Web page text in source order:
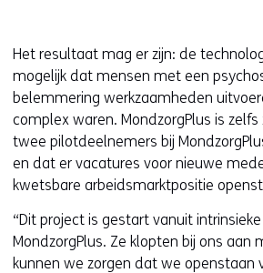
Het resultaat mag er zijn: de
mogelijk dat mensen met een
belemmering werkzaamheden
complex waren. MondzorgPlus is
twee pilotdeelnemers bij
en dat er vacatures voor nieuwe
kwetsbare arbeidsmarktpositie
“Dit project is gestart vanuit
MondzorgPlus. Ze klopten bij ons aan
kunnen we zorgen dat we openstaan